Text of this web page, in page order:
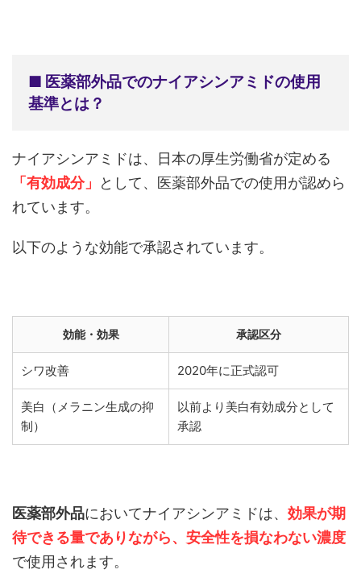
■ 医薬部外品でのナイアシンアミドの使用
基準とは？
ナイアシンアミドは、日本の厚生労働省が定める
「有効成分」
として、医薬部外品での使用が認めら
れています。
以下のような効能で承認されています。
効能・効果 承認区分
シワ改善 2020年に正式認可
美白（メラニン生成の抑
制）
以前より美白有効成分として
承認
医薬部外品においてナイアシンアミドは、 効果が期
待できる量でありながら、安全性を損なわない濃度
で使用されます。